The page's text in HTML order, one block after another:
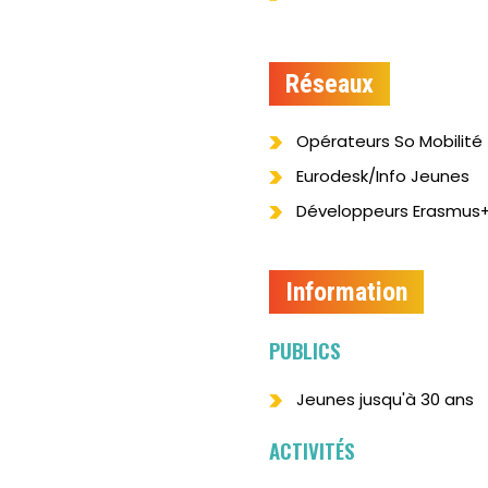
Réseaux
Opérateurs So Mobilité
Eurodesk/Info Jeunes
Développeurs
Information
PUBLICS
Jeunes jusqu'à 30 ans
ACTIVITÉS